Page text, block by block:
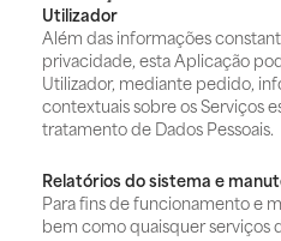
Utilizador
Além das informações
privacidade, esta Aplicação
Utilizador, mediante pedido,
contextuais sobre os Serviços
tratamento de Dados Pessoais.
Relatórios do sistema e
Para fins de funcionamento e
bem como quaisquer serviços